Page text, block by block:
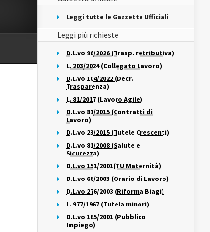
Leggi tutte le Gazzette Ufficiali
Leggi più richieste
D.L.vo 96/2026 (Trasp. retributiva)
L. 203/2024 (Collegato Lavoro)
D.L.vo 104/2022 (Decr.
Trasparenza)
L. 81/2017 (Lavoro Agile)
D.L.vo 81/2015 (Contratti di
Lavoro)
D.L.vo 23/2015 (Tutele Crescenti)
D.L.vo 81/2008 (Salute e
Sicurezza)
D.L.vo 151/2001(TU Maternità)
D.L.vo 66/2003 (Orario di Lavoro)
D.L.vo 276/2003 (Riforma Biagi)
L. 977/1967 (Tutela minori)
D.L.vo 165/2001 (Pubblico
Impiego)